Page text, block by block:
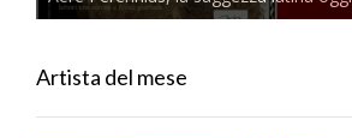
Artista del mese